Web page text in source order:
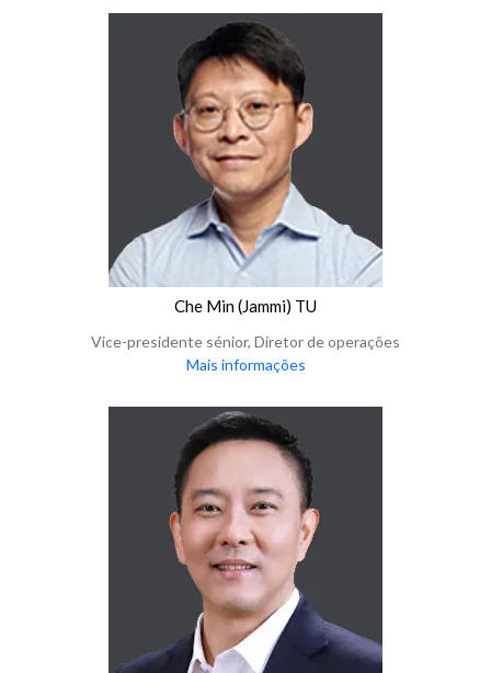
Che Min (Jammi) TU
Vice-presidente sénior, Diretor de operações
Mais informações